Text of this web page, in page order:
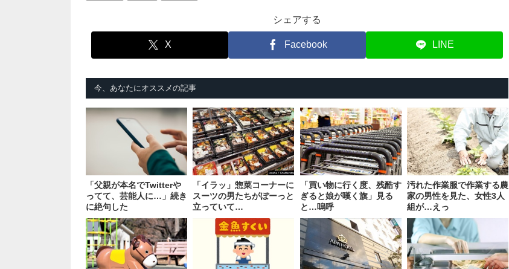
シェアする
X Facebook LINE
今、あなたにオススメの記事
「父親が本名でTwitterや
ってて、芸能人に…」続き
に絶句した
「イラッ」惣菜コーナーに
スーツの男たちがぼーっと
立っていて…
「買い物に行く度、残酷す
ぎると娘が嘆く旗」見る
と…嗚呼
汚れた作業服で作業する農
家の男性を見た、女性3人
組が…えっ